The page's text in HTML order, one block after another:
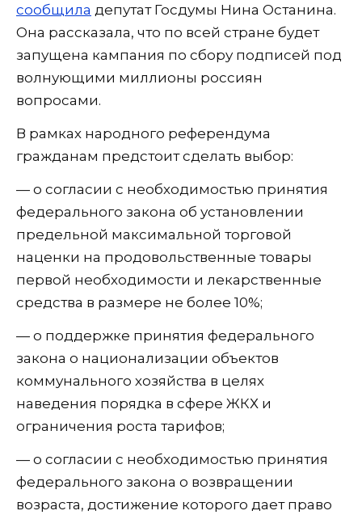
сообщила депутат Госдумы Нина Останина.
Она рассказала, что по всей стране будет
запущена кампания по сбору подписей под
волнующими миллионы россиян
вопросами.
В рамках народного референдума
гражданам предстоит сделать выбор:
— о согласии с необходимостью принятия
федерального закона об установлении
предельной максимальной торговой
наценки на продовольственные товары
первой необходимости и лекарственные
средства в размере не более 10%;
— о поддержке принятия федерального
закона о национализации объектов
коммунального хозяйства в целях
наведения порядка в сфере ЖКХ и
ограничения роста тарифов;
— о согласии с необходимостью принятия
федерального закона о возвращении
возраста, достижение которого дает право